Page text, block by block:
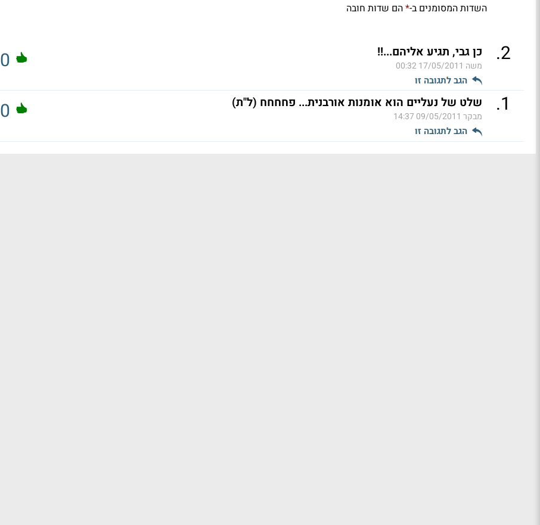
השדות המסומנים ב-*הם שדות חובה
2
. כן גבי, תגיע אליהם...!!
משה 17/05/2011 00:32
הגב לתגובה זו
0
1
. שלט של נעליים הוא אומנות אורבנית... פחחחח (ל"ת)
מבקר 09/05/2011 14:37
הגב לתגובה זו
0